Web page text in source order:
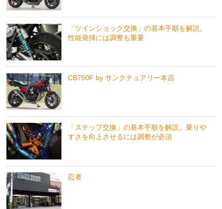
「ツインショック交換」の基本手順を解説。
性能発揮には調整も重要
CB750F by サンクチュアリー本店
「ステップ交換」の基本手順を解説。乗りや
すさを向上させるには調整が必須
忍者